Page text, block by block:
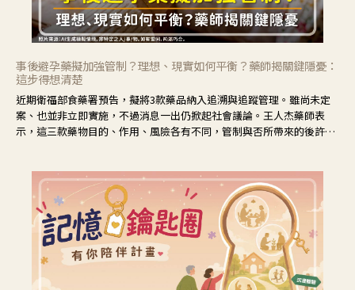
事後避孕藥擬加強管制？理想、現實如何平衡？藥師揭關鍵隱憂：
這步得想清楚
近期衛福部食藥署預告，擬將3款藥品納入追溯與追蹤管理。雖尚未定
案、也並非立即實施，不過消息一出仍掀起社會議論。王人杰藥師表
示，這三款藥物目的、作用、風險各有不同，管制與否所帶來的後許影